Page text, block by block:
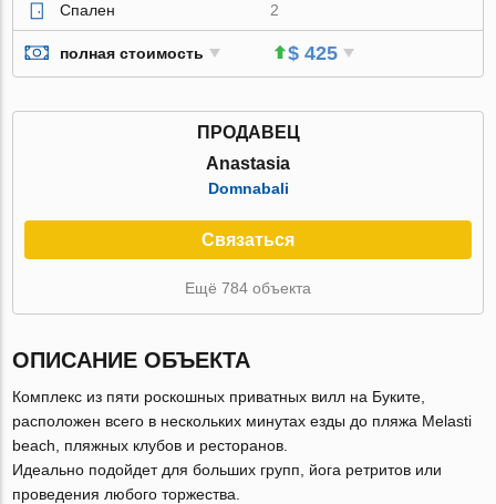
Спален
2
полная стоимость $ 425
ПРОДАВЕЦ
Anastasia
Domnabali
Связаться
Ещё 784 объекта
ОПИСАНИЕ ОБЪЕКТА
Комплекс из пяти роскошных приватных вилл на Буките,
расположен всего в нескольких минутах езды до пляжа Melasti
beach, пляжных клубов и ресторанов.
Идеально подойдет для больших групп, йога ретритов или
проведения любого торжества.